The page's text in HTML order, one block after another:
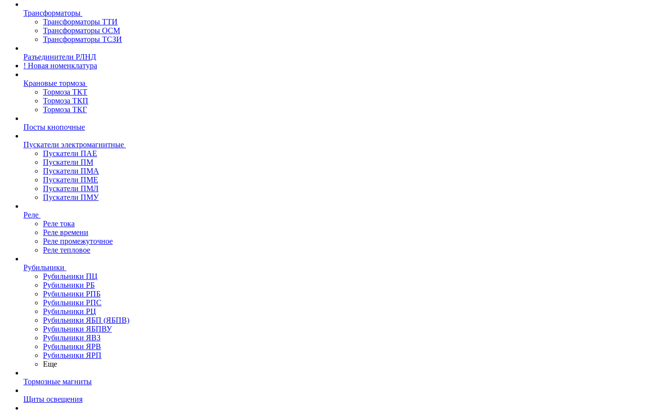
Трансформаторы
Трансформаторы ТТИ
Трансформаторы ОСМ
Трансформаторы ТСЗИ
Разъединители РЛНД
! Новая номенклатура
Крановые тормоза
Тормоза ТКТ
Тормоза ТКП
Тормоза ТКГ
Посты кнопочные
Пускатели электромагнитные
Пускатели ПАЕ
Пускатели ПМ
Пускатели ПМА
Пускатели ПМЕ
Пускатели ПМЛ
Пускатели ПМУ
Реле
Реле тока
Реле времени
Реле промежуточное
Реле тепловое
Рубильники
Рубильники ПЦ
Рубильники РБ
Рубильники РПБ
Рубильники РПС
Рубильники РЦ
Рубильники ЯБП (ЯБПВ)
Рубильники ЯБПВУ
Рубильники ЯВЗ
Рубильники ЯРВ
Рубильники ЯРП
Еще
Тормозные магниты
Щиты освещения